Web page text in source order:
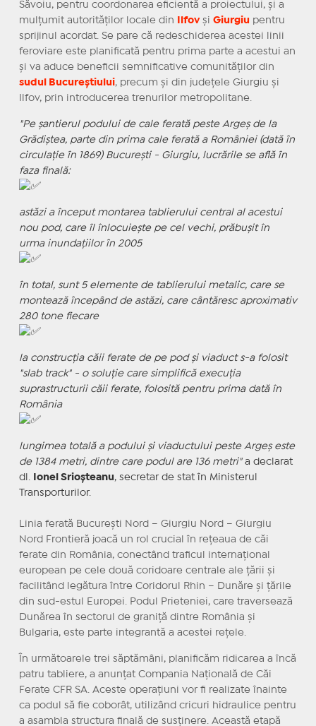
Săvoiu, pentru coordonarea eficientă a proiectului, și a
mulțumit autorităților locale din
Ilfovși Giurgiu pentru
sprijinul acordat. Se pare că redeschiderea acestei linii
feroviare este planificată pentru prima parte a acestui an
și va aduce beneficii semnificative comunităților din
sudul Bucureștiului, precum și din județele Giurgiu și
Ilfov, prin introducerea trenurilor metropolitane.
"Pe șantierul podului de cale ferată peste Argeș de la
Grădiștea, parte din prima cale ferată a României (dată în
circulație în 1869) București - Giurgiu, lucrările se află în
faza finală:
astăzi a început montarea tablierului central al acestui
nou pod, care îl înlocuiește pe cel vechi, prăbușit în
urma inundațiilor în 2005
în total, sunt 5 elemente de tablierului metalic, care se
montează începând de astăzi, care cântăresc aproximativ
280 tone fiecare
la construcția căii ferate de pe pod și viaduct s-a folosit
"slab track" - o soluție care simplifică execuția
suprastructurii căii ferate, folosită pentru prima dată în
România
lungimea totală a podului și viaductului peste Argeș este
de 1384 metri, dintre care podul are 136 metri" a declarat
dl.
Ionel Srioșteanu, secretar de stat în Ministerul
Transporturilor.
Linia ferată București Nord – Giurgiu Nord – Giurgiu
Nord Frontieră joacă un rol crucial în rețeaua de căi
ferate din România, conectând traficul internațional
european pe cele două coridoare centrale ale țării și
facilitând legătura între Coridorul Rhin – Dunăre și țările
din sud-estul Europei. Podul Prieteniei, care traversează
Dunărea în sectorul de graniță dintre România și
Bulgaria, este parte integrantă a acestei rețele.
În următoarele trei săptămâni, planificăm ridicarea a încă
patru tabliere, a anunțat Compania Națională de Căi
Ferate CFR SA. Aceste operațiuni vor fi realizate înainte
ca podul să fie coborât, utilizând cricuri hidraulice pentru
a asambla structura finală de susținere. Această etapă